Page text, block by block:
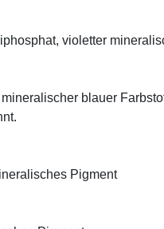
violetter
blauer
Pigment